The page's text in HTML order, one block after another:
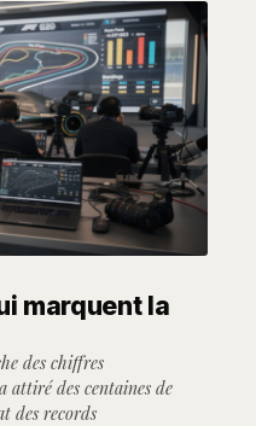
marquent la
des chiffres
attiré des centaines de
des records